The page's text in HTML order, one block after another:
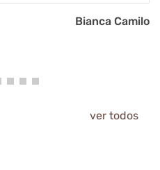
noivo me disse q iria ter
entrada, prato principal
usado, em um
Bianca Camilo
ver todos